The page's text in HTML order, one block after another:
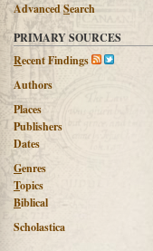
AdvancedSearch
PRIMARY SOURCES
Recent Findings
Authors
Places
Publishers
Dates
Genres
Topics
Biblical
Scholastica